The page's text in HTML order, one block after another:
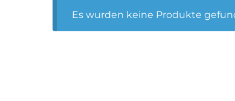
Es wurden keine Produkte